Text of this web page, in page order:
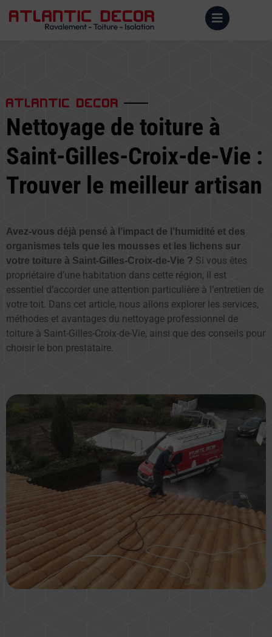
ATLANTIC DECOR
Nettoyage de toiture à
Saint-Gilles-Croix-de-Vie :
Trouver le meilleur artisan
Avez-vous déjà pensé à l’impact de l’humidité et des
organismes tels que les mousses et les lichens sur
votre toiture à Saint-Gilles-Croix-de-Vie ? Si vous êtes
propriétaire d’une habitation dans cette région, il est
essentiel d’accorder une attention particulière à l’entretien de
votre toit. Dans cet article, nous allons explorer les services,
méthodes et avantages du nettoyage professionnel de
toiture à Saint-Gilles-Croix-de-Vie, ainsi que des conseils pour
choisir le bon prestataire.